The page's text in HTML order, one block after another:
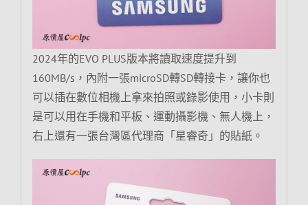
2024年的EVO PLUS版本將讀取速度提升到
160MB/s，內附一張microSD轉SD轉接卡，讓你也
可以插在數位相機上拿來拍照或錄影使用，小卡則
是可以用在手機和平板、運動攝影機、無人機上，
右上還有一張台灣區代理商「星睿奇」的貼紙。